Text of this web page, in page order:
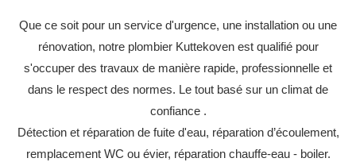
Que ce soit pour un service d'urgence, une installation ou une
rénovation, notre plombier Kuttekoven est qualifié pour
s'occuper des travaux de manière rapide, professionnelle et
dans le respect des normes. Le tout basé sur un climat de
confiance .
Détection et réparation de fuite d'eau, réparation d’écoulement,
remplacement WC ou évier, réparation chauffe-eau - boiler.